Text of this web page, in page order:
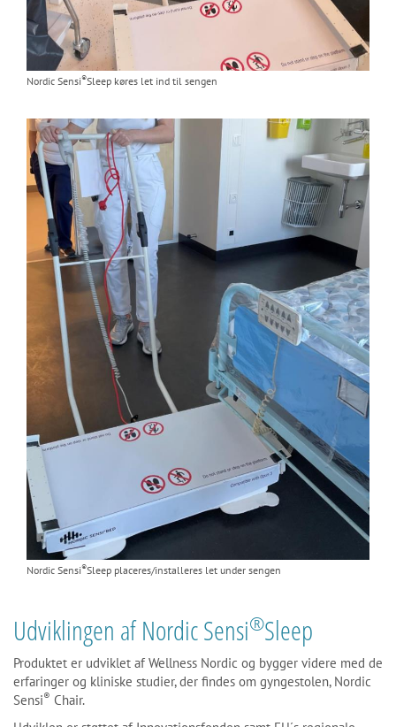
Nordic Sensi®Sleep køres let ind til sengen
Nordic Sensi®Sleep placeres/installeres let under sengen
Udviklingen af Nordic Sensi®Sleep
Produktet er udviklet af Wellness Nordic og bygger videre med de
erfaringer og kliniske studier, der findes om gyngestolen, Nordic
Sensi® Chair.